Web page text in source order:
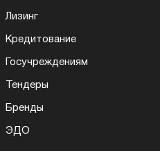
Лизинг
Кредитование
Госучреждениям
Тендеры
Бренды
ЭДО